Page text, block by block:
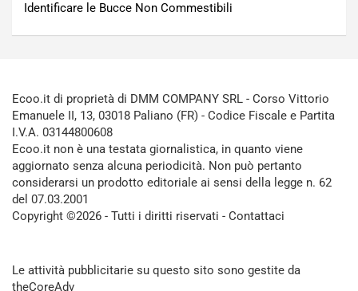
Identificare le Bucce Non Commestibili
Ecoo.it di proprietà di DMM COMPANY SRL - Corso Vittorio
Emanuele II, 13, 03018 Paliano (FR) - Codice Fiscale e Partita
I.V.A. 03144800608
Ecoo.it non è una testata giornalistica, in quanto viene
aggiornato senza alcuna periodicità. Non può pertanto
considerarsi un prodotto editoriale ai sensi della legge n. 62
del 07.03.2001
Copyright ©2026 - Tutti i diritti riservati - Contattaci
Le attività pubblicitarie su questo sito sono gestite da
theCoreAdv